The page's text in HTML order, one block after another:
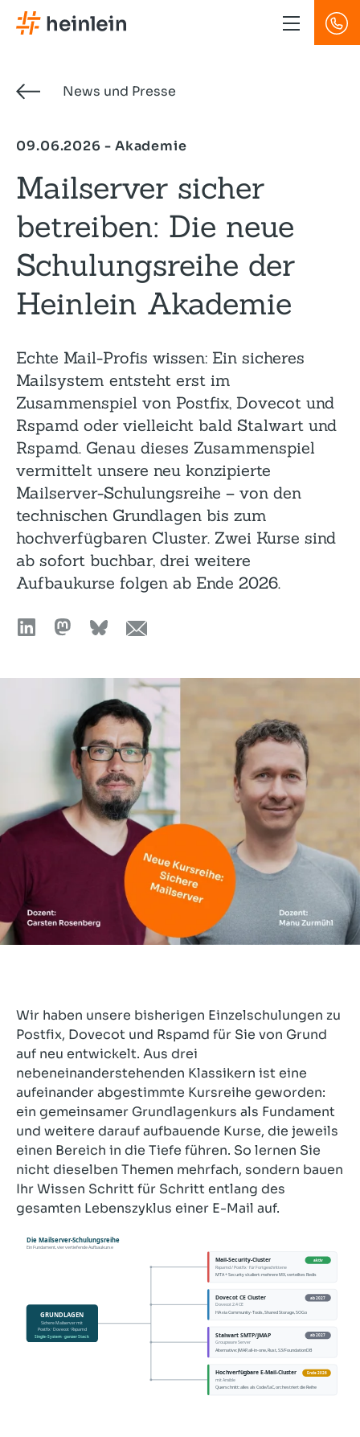
Direkt
zum
News und Presse
09.06.2026 - Akademie
Mailserver sicher
betreiben: Die neue
Schulungsreihe der
Heinlein Akademie
Echte Mail-Profis wissen: Ein sicheres
Mailsystem entsteht erst im
Zusammenspiel von Postfix, Dovecot und
Rspamd oder vielleicht bald Stalwart und
Rspamd. Genau dieses Zusammenspiel
vermittelt unsere neu konzipierte
Mailserver-Schulungsreihe – von den
technischen Grundlagen bis zum
hochverfügbaren Cluster. Zwei Kurse sind
ab sofort buchbar, drei weitere
Aufbaukurse folgen ab Ende 2026.
Wir haben unsere bisherigen Einzelschulungen zu
Postfix, Dovecot und Rspamd für Sie von Grund
auf neu entwickelt. Aus drei
nebeneinanderstehenden Klassikern ist eine
aufeinander abgestimmte Kursreihe geworden:
ein gemeinsamer Grundlagenkurs als Fundament
und weitere darauf aufbauende Kurse, die jeweils
einen Bereich in die Tiefe führen. So lernen Sie
nicht dieselben Themen mehrfach, sondern bauen
Ihr Wissen Schritt für Schritt entlang des
gesamten Lebenszyklus einer E-Mail auf.